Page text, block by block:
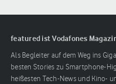
featured ist Vodafones
Als Begleiter auf dem Weg ins
besten Stories zu Smartphone-
heißesten Tech-News und Kino-